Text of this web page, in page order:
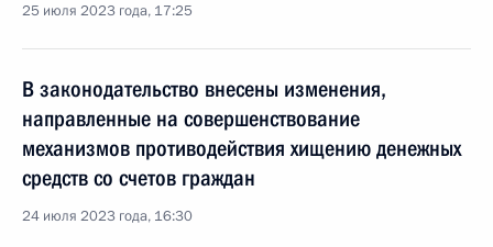
25 июля 2023 года, 17:25
В законодательство внесены изменения,
направленные на совершенствование
механизмов противодействия хищению денежных
средств со счетов граждан
24 июля 2023 года, 16:30